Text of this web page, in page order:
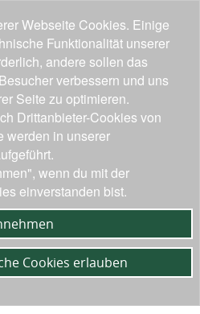
Webseite Cookies. Einige
Funktionalität unserer
andere sollen das
verbessern und uns
Seite zu optimieren.
Drittanbieter-Cookies von
werden in unserer
wenn du mit der
einverstanden bist.
Cookies erlauben